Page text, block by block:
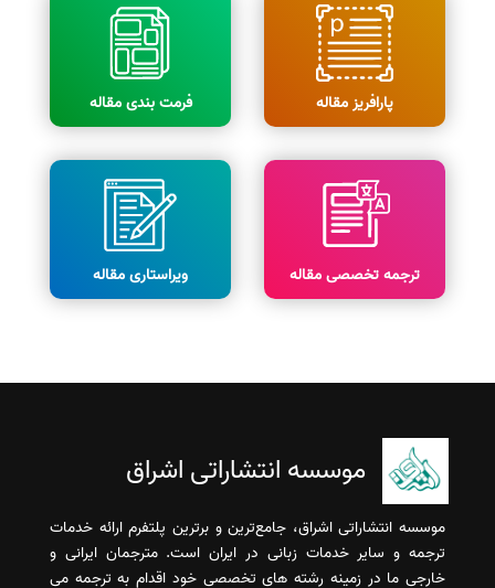
پارافریز مقاله فرمت بندی مقاله
ترجمه تخصصی مقاله ویراستاری مقاله
موسسه انتشاراتی اشراق
موسسه انتشاراتی اشراق، جامع‌ترین و برترین پلتفرم ارائه خدمات
ترجمه و سایر خدمات زبانی در ایران است. مترجمان ایرانی و
خارجی ما در زمینه رشته های تخصصی خود اقدام به ترجمه می